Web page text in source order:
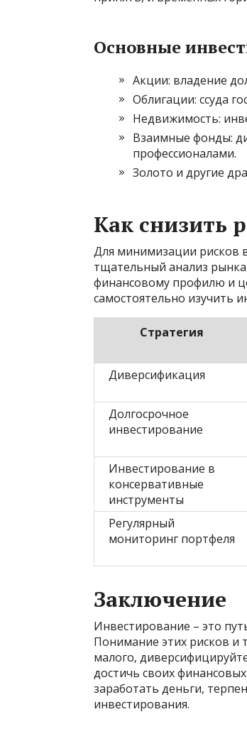
Основные
Акции: владение
Облигации: ссуда
Недвижимость:
Взаимные фонды:
профессионалами.
Золото и другие
Как снизить
Для минимизации рисков
тщательный анализ
финансовому профилю и
самостоятельно изучить
Стратегия
Диверсификация
Долгосрочное
инвестирование
Инвестирование в
консервативные
инструменты
Регулярный
мониторинг портфеля
Заключение
Инвестирование – это
Понимание этих рисков и
малого,
достичь своих
заработать деньги,
инвестирования.